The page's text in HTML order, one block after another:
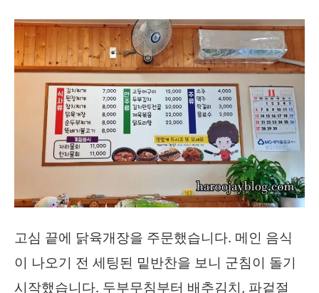
고심 끝에 닭육개장을 주문했습니다. 메인 음식
이 나오기 전 세팅된 밑반찬을 보니 군침이 돌기
시작했습니다. 두부무침부터 배추김치, 파겉절